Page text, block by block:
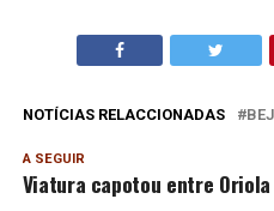
NOTÍCIAS RELACCIONADAS
A SEGUIR
Viatura capotou entre